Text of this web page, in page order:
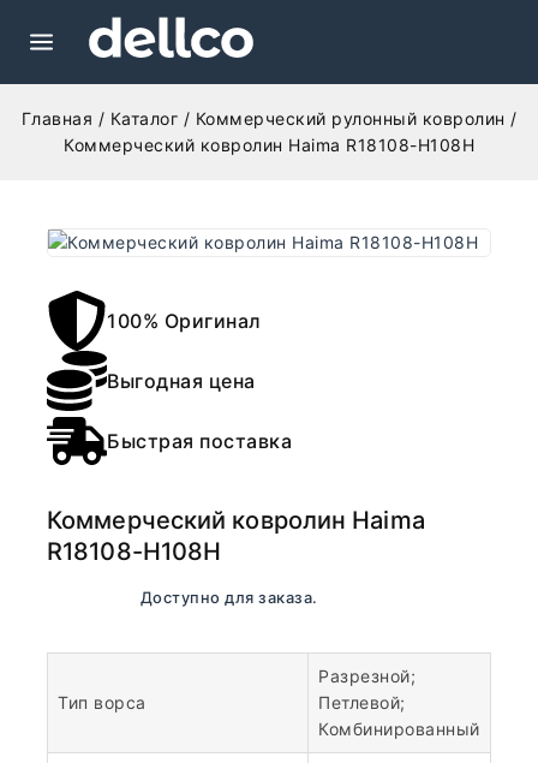
Главная / Каталог / Коммерческий рулонный ковролин /
Коммерческий ковролин Haima R18108-H108H
100% Оригинал
Выгодная цена
Быстрая поставка
Коммерческий ковролин Haima
R18108-H108H
В наличии. Доступно для заказа.
Тип ворса
Разрезной;
Петлевой;
Комбинированный